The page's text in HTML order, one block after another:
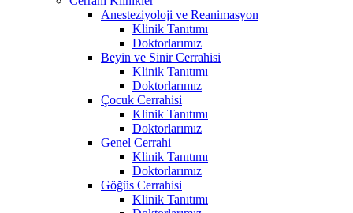
Anesteziyoloji ve Reanimasyon
Klinik Tanıtımı
Doktorlarımız
Beyin ve Sinir Cerrahisi
Klinik Tanıtımı
Doktorlarımız
Çocuk Cerrahisi
Klinik Tanıtımı
Doktorlarımız
Genel Cerrahi
Klinik Tanıtımı
Doktorlarımız
Göğüs Cerrahisi
Klinik Tanıtımı